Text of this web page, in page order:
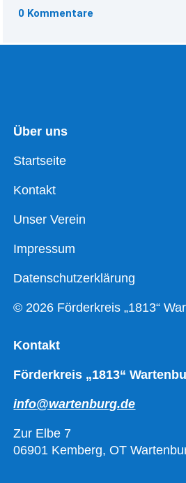
0 Kommentare
Über uns
Startseite
Kontakt
Unser Verein
Impressum
Datenschutzerklärung
© 2026 Förderkreis „1813“
Kontakt
Förderkreis „1813“
info@wartenburg.de
Zur Elbe 7
06901 Kemberg, OT